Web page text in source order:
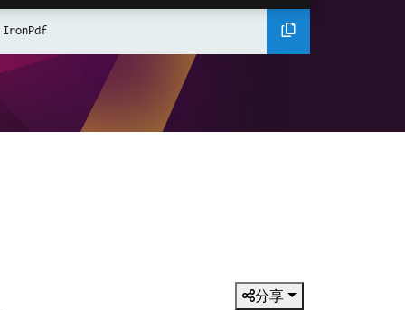
converted long to string
Long to String:
分享